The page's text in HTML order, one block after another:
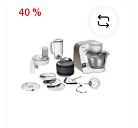
40 %